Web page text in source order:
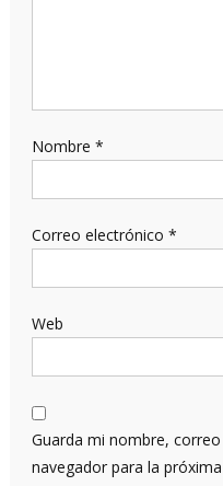
Nombre *
Correo electrónico *
Web
Guarda mi nombre,
navegador para la